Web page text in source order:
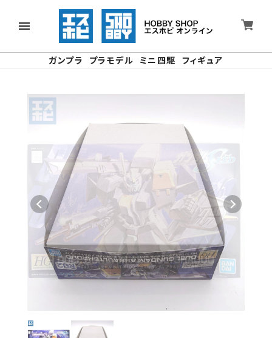
ガンプラ プラモデル ミニ四駆 フィギュア